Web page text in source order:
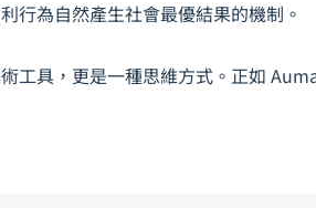
行為自然產生社會最優結果的機制。
工具，更是一種思維方式。正如